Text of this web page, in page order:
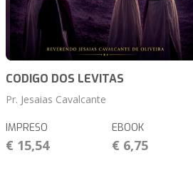
CODIGO DOS LEVITAS
Pr. Jesaias Cavalcante
IMPRESO
€ 15,54
EBOOK
€ 6,75